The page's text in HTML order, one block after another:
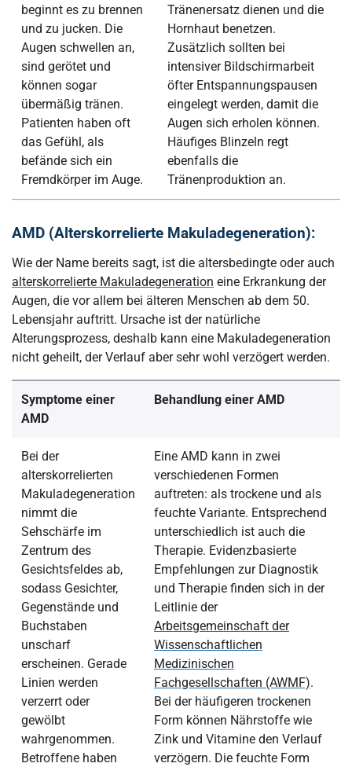
beginnt es zu brennen
und zu jucken. Die
Augen schwellen an,
sind gerötet und
können sogar
übermäßig tränen.
Patienten haben oft
das Gefühl, als
befände sich ein
Fremdkörper im Auge.
Tränenersatz dienen und die
Hornhaut benetzen.
Zusätzlich sollten bei
intensiver Bildschirmarbeit
öfter Entspannungspausen
eingelegt werden, damit die
Augen sich erholen können.
Häufiges Blinzeln regt
ebenfalls die
Tränenproduktion an.
AMD (Alterskorrelierte Makuladegeneration):
Wie der Name bereits sagt, ist die altersbedingte oder auch
alterskorrelierte Makuladegeneration eine Erkrankung der
Augen, die vor allem bei älteren Menschen ab dem 50.
Lebensjahr auftritt. Ursache ist der natürliche
Alterungsprozess, deshalb kann eine Makuladegeneration
nicht geheilt, der Verlauf aber sehr wohl verzögert werden.
Symptome einer
AMD
Behandlung einer AMD
Bei der
alterskorrelierten
Makuladegeneration
nimmt die
Sehschärfe im
Zentrum des
Gesichtsfeldes ab,
sodass Gesichter,
Gegenstände und
Buchstaben
unscharf
erscheinen. Gerade
Linien werden
verzerrt oder
gewölbt
wahrgenommen.
Betroffene haben
Eine AMD kann in zwei
verschiedenen Formen
auftreten: als trockene und als
feuchte Variante. Entsprechend
unterschiedlich ist auch die
Therapie. Evidenzbasierte
Empfehlungen zur Diagnostik
und Therapie finden sich in der
Leitlinie der
Arbeitsgemeinschaft der
Wissenschaftlichen
Medizinischen
Fachgesellschaften (AWMF).
Bei der häufigeren trockenen
Form können Nährstoffe wie
Zink und Vitamine den Verlauf
verzögern. Die feuchte Form